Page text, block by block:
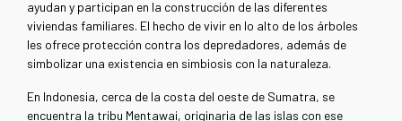
ayudan y participan en la construcción de las diferentes
viviendas familiares. El hecho de vivir en lo alto de los árboles
les ofrece protección contra los depredadores, además de
simbolizar una existencia en simbiosis con la naturaleza.
En Indonesia, cerca de la costa del oeste de Sumatra, se
encuentra la tribu Mentawai, originaria de las islas con ese